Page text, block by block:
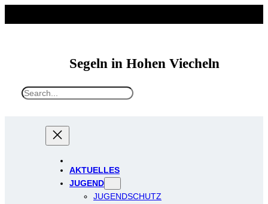
Segeln in Hohen Viecheln
S
AKTUELLES
JUGEND
JUGENDSCHUTZ